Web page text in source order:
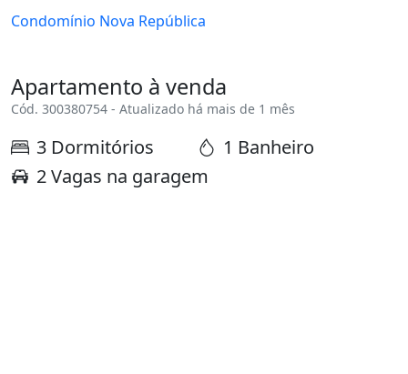
Condomínio Nova República
Apartamento à venda
Cód. 300380754 - Atualizado há mais de 1 mês
3 Dormitórios
1 Banheiro
2 Vagas na garagem